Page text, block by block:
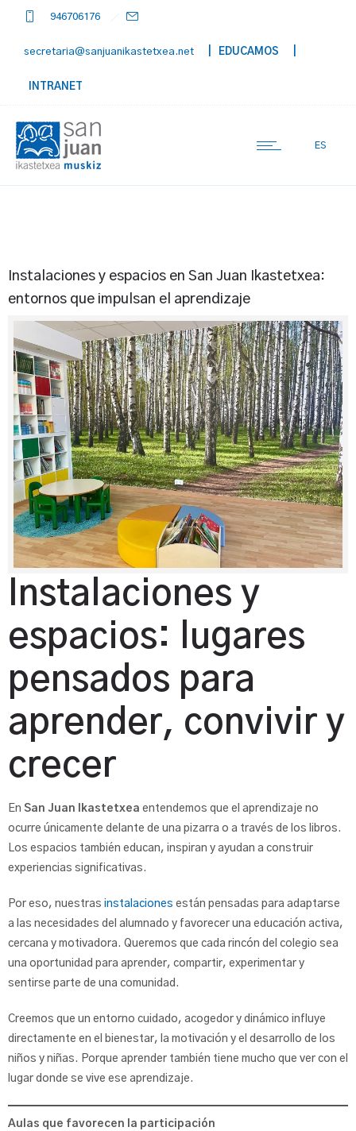
946706176
secretaria@sanjuanikastetxea.net | EDUCAMOS
INTRANET
ES
Instalaciones y espacios en San Juan Ikastetxea:
entornos que impulsan el aprendizaje
Instalaciones y
espacios: lugares
pensados para
aprender, convivir y
crecer
En San Juan Ikastetxea entendemos que el aprendizaje no
ocurre únicamente delante de una pizarra o a través de los libros.
Los espacios también educan, inspiran y ayudan a construir
experiencias significativas.
Por eso, nuestras instalaciones están pensadas para adaptarse
a las necesidades del alumnado y favorecer una educación activa,
cercana y motivadora. Queremos que cada rincón del colegio sea
una oportunidad para aprender, compartir, experimentar y
sentirse parte de una comunidad.
Creemos que un entorno cuidado, acogedor y dinámico influye
directamente en el bienestar, la motivación y el desarrollo de los
niños y niñas. Porque aprender también tiene mucho que ver con el
lugar donde se vive ese aprendizaje.
Aulas que favorecen la participación